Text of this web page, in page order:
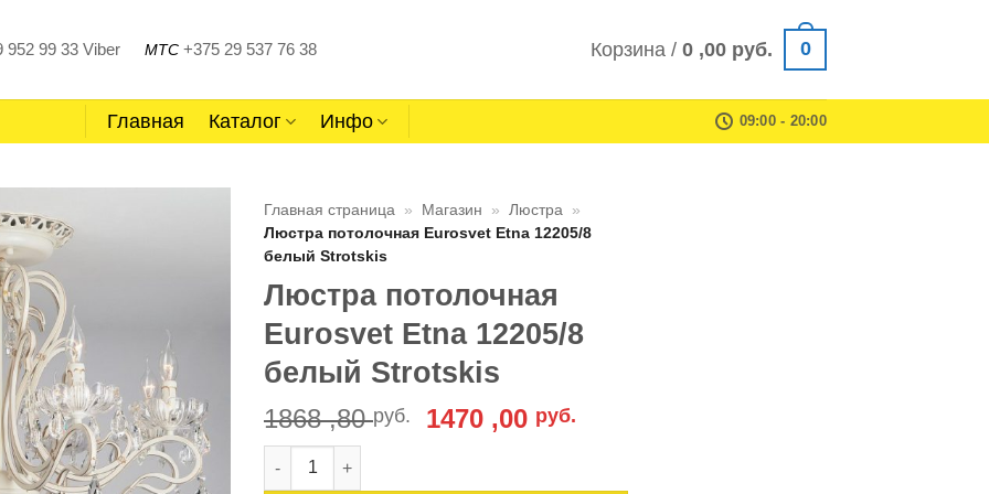
952 99 33 Viber МТС +375 29 537 76 38 Корзина /0 ,00 руб. 0
Главная Каталог Инфо 09:00 - 20:00
Главная страница » Магазин » Люстра »
Люстра потолочная Eurosvet Etna 12205/8
белый Strotskis
Люстра потолочная
Eurosvet Etna 12205/8
белый Strotskis
1868 ,80руб.
Первоначальная
1470 ,00 руб.
Количество товара Люстра потолочная Eurosvet Etna 12205/8 белый Strotskis